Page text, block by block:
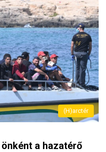
(H)arctér
a hazatérő